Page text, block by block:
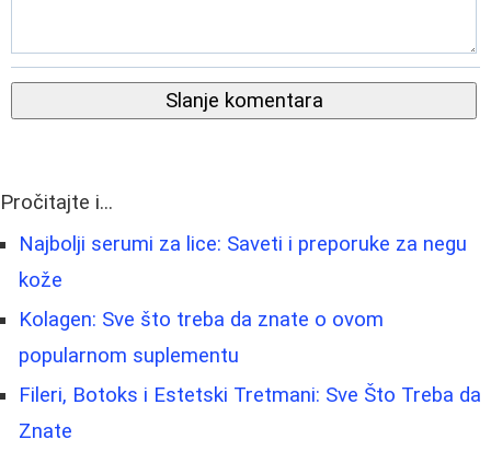
Slanje komentara
Pročitajte i...
Najbolji serumi za lice: Saveti i preporuke za negu
kože
Kolagen: Sve što treba da znate o ovom
popularnom suplementu
Fileri, Botoks i Estetski Tretmani: Sve Što Treba da
Znate